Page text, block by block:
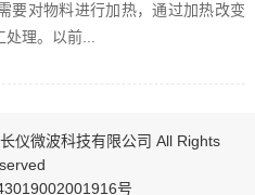
要对物料进行加热，通过加热改变
处理。以前...
仪微波科技有限公司 All Rights
号